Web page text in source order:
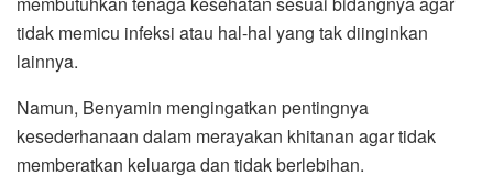
tidak memicu infeksi atau hal-hal yang tak diinginkan
lainnya.
Namun, Benyamin mengingatkan pentingnya
kesederhanaan dalam merayakan khitanan agar tidak
memberatkan keluarga dan tidak berlebihan.